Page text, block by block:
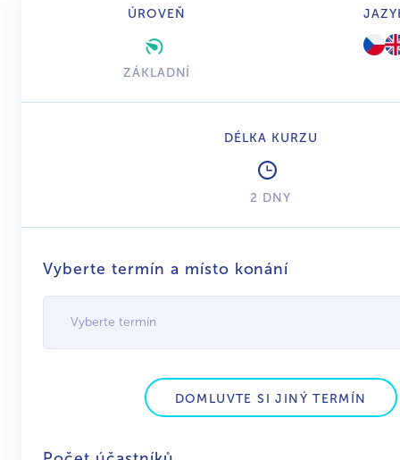
ÚROVEŇ
ZÁKLADNÍ
DÉLKA KURZU
2 DNY
Vyberte termín a místo konání
Vyberte termín
DOMLUVTE SI JINÝ TERMÍN